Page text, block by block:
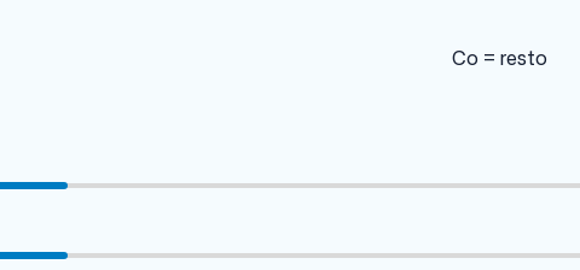
Co = resto